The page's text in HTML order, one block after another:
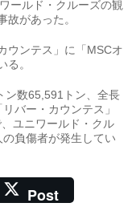
ールド・クルーズの観
故があった。
ウンテス」に「MSCオ
る。
ン数65,591トン、全長
バー・カウンテス」
ユニワールド・クル
負傷者が発生してい
Post